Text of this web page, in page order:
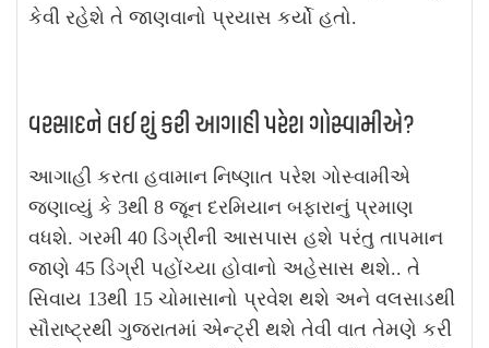
કેવી રહેશે તે જાણવાનો પ્રયાસ કર્યો હતો.
વરસાદને લઈ શું કરી આગાહી પરેશ ગોસ્વામીએ?
આગાહી કરતા હવામાન નિષ્ણાત પરેશ ગોસ્વામીએ
જણાવ્યું કે 3થી 8 જૂન દરમિયાન બફારાનું પ્રમાણ
વધશે. ગરમી 40 ડિગ્રીની આસપાસ હશે પરંતુ તાપમાન
જાણે 45 ડિગ્રી પહોંચ્યા હોવાનો અહેસાસ થશે.. તે
સિવાય 13થી 15 ચોમાસાનો પ્રવેશ થશે અને વલસાડથી
સૌરાષ્ટ્રથી ગુજરાતમાં એન્ટ્રી થશે તેવી વાત તેમણે કરી